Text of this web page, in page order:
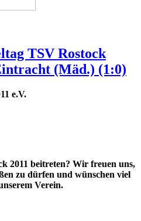
TSV Rostock
(Mäd.) (1:0)
e.V.
2011 beitreten? Wir freuen uns,
zu dürfen und wünschen viel
Verein.